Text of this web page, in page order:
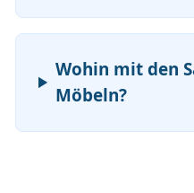
Wohin mit den
Möbeln?